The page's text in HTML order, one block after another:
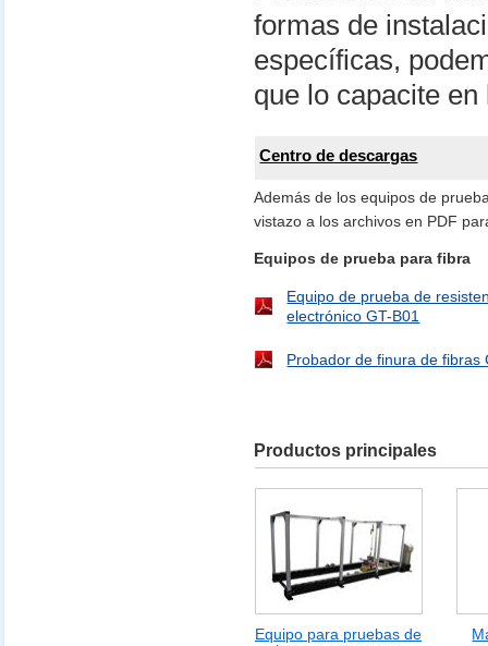
formas de
específicas,
que lo capacite
Centro de descargas
Además de los equipos de
vistazo a los archivos en PDF
Equipos de prueba para fibra
Equipo de prueba de
electrónico GT-B01
Probador de finura de fibras
Productos principales
Equipo para pruebas de